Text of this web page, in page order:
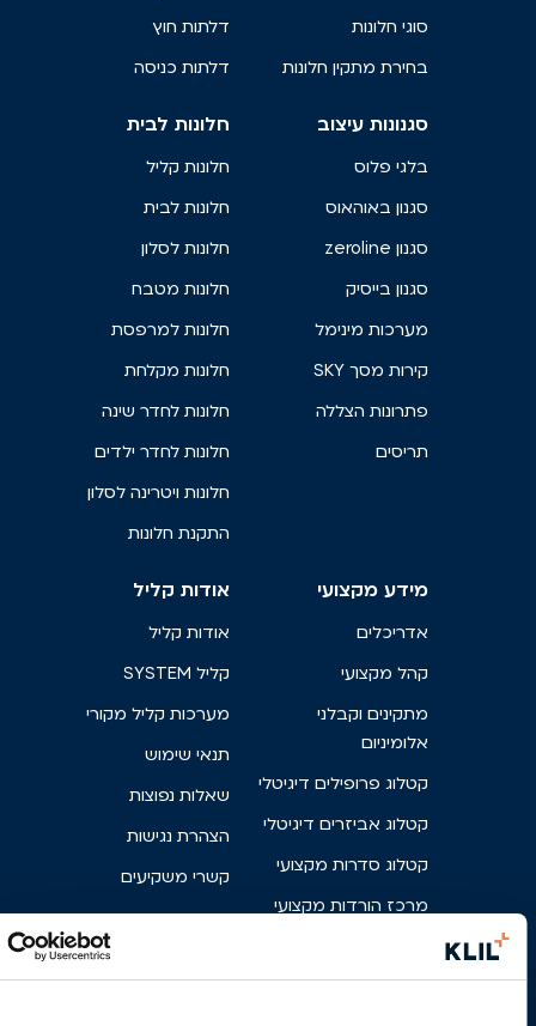
סוגי חלונות
בחירת מתקין חלונות
דלתות חוץ
דלתות כניסה
סגנונות עיצוב
בלגי פלוס
סגנון באוהאוס
סגנון zeroline
סגנון בייסיק
מערכות מינימל
קירות מסך SKY
פתרונות הצללה
תריסים
חלונות לבית
חלונות קליל
חלונות לבית
חלונות לסלון
חלונות מטבח
חלונות למרפסת
חלונות מקלחת
חלונות לחדר שינה
חלונות לחדר ילדים
חלונות ויטרינה לסלון
התקנת חלונות
מידע מקצועי
אדריכלים
קהל מקצועי
מתקינים וקבלני
אלומיניום
קטלוג פרופילים דיגיטלי
קטלוג אביזרים דיגיטלי
קטלוג סדרות מקצועי
מרכז הורדות מקצועי
פרטי בניין
מניפת גוונים
אודות קליל
אודות קליל
קליל SYSTEM
מערכות קליל מקורי
תנאי שימוש
שאלות נפוצות
הצהרת נגישות
קשרי משקיעים
קריירה